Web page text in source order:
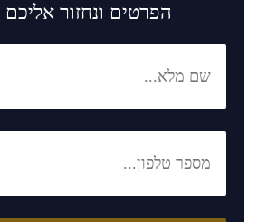
הפרטים ונחזור